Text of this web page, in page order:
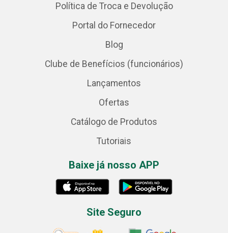
Política de Troca e Devolução
Portal do Fornecedor
Blog
Clube de Benefícios (funcionários)
Lançamentos
Ofertas
Catálogo de Produtos
Tutoriais
Baixe já nosso APP
Site Seguro